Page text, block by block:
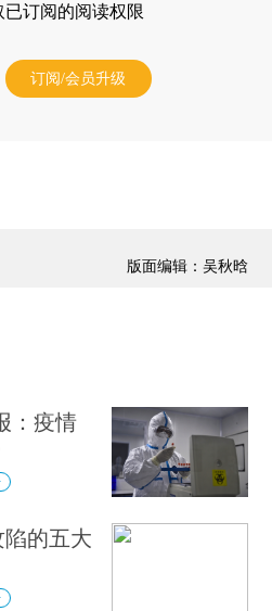
已订阅的阅读权限
订阅/会员升级
版面编辑：吴秋晗
：疫情
的五大